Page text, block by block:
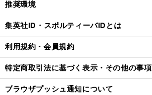
推奨環境
集英社ID・スポルティーバIDとは
利用規約・会員規約
特定商取引法に基づく表示・その他の事項
ブラウザプッシュ通知について